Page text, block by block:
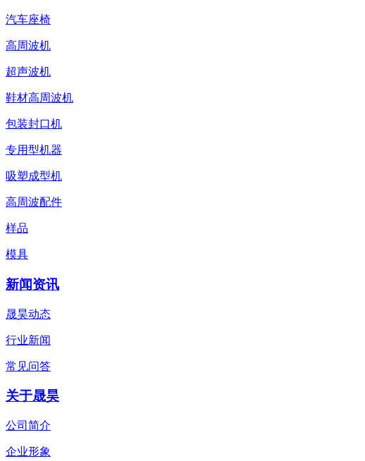
汽车座椅
高周波机
超声波机
鞋材高周波机
包装封口机
专用型机器
吸塑成型机
高周波配件
样品
模具
新闻资讯
晟昊动态
行业新闻
常见问答
关于晟昊
公司简介
企业形象